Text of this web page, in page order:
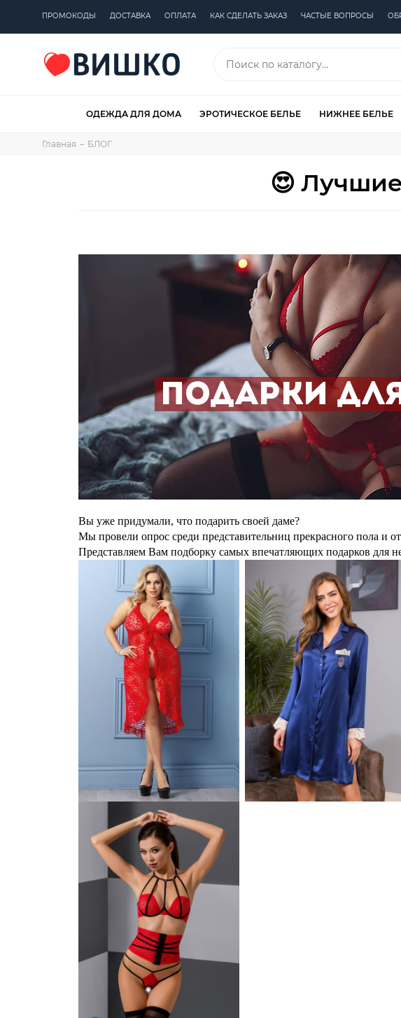
ПРОМОКОДЫ ДОСТАВКА ОПЛАТА КАК СДЕЛАТЬ ЗАКАЗ ЧАСТЫЕ ВОПРОСЫ
ОДЕЖДА ДЛЯ ДОМА ЭРОТИЧЕСКОЕ БЕЛЬЕ НИЖНЕЕ БЕЛЬЕ
Главная БЛОГ
😍
Вы уже придумали, что подарить своей даме?
Мы провели опрос среди представительниц прекрасного пола и
Представляем Вам подборку самых впечатляющих подарков для